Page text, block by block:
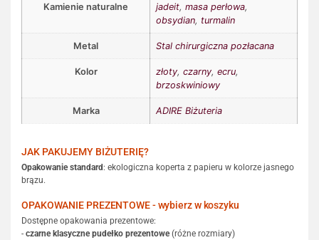
Kamienie naturalne jadeit, masa perłowa,
obsydian, turmalin
Metal Stal chirurgiczna pozłacana
Kolor złoty, czarny, ecru,
brzoskwiniowy
Marka ADIRE Biżuteria
JAK PAKUJEMY BIŻUTERIĘ?
Opakowanie standard: ekologiczna koperta z papieru w kolorze jasnego
brązu.
OPAKOWANIE PREZENTOWE - wybierz w koszyku
Dostępne opakowania prezentowe:
- czarne klasyczne pudełko prezentowe(różne rozmiary)